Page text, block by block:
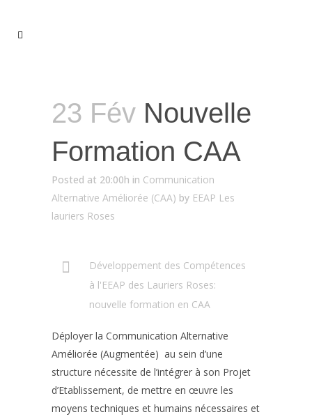
23 Fév Nouvelle
Formation CAA
Posted at 20:00h in Communication
Alternative Améliorée (CAA) by EEAP Les
lauriers Roses
Développement des Compétences
à l'EEAP des Lauriers Roses:
nouvelle formation en CAA
Déployer la Communication Alternative
Améliorée (Augmentée) au sein d’une
structure nécessite de l’intégrer à son Projet
d’Etablissement, de mettre en œuvre les
moyens techniques et humains nécessaires et